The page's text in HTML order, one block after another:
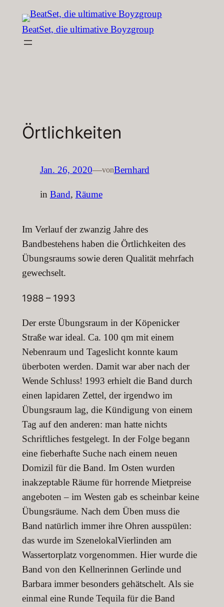
Inhalt
springen
BeatSet, die ultimative Boyzgroup
Örtlichkeiten
Jan. 26, 2020—vonBernhard
in Band, Räume
Im Verlauf der zwanzig Jahre des
Bandbestehens haben die Örtlichkeiten des
Übungs­raums sowie deren Qualität mehrfach
gewechselt.
1988 – 1993
Der erste Übungsraum in der Köpenicker
Straße war ideal. Ca. 100 qm mit einem
Neben­raum und Tageslicht konnte kaum
überboten werden. Damit war aber nach der
Wende Schluss! 1993 erhielt die Band durch
einen lapidaren Zettel, der irgendwo im
Übungsraum lag, die Kündigung von einem
Tag auf den anderen: man hatte nichts
Schriftliches festgelegt. In der Folge begann
eine fieberhafte Suche nach einem neuen
Domizil für die Band. Im Osten wurden
inakzeptable Räume für horrende Mietpreise
angeboten – im Westen gab es scheinbar keine
Übungsräume. Nach dem Üben muss die
Band natürlich immer ihre Ohren ausspülen:
das wurde im SzenelokalVierlinden am
Wassertorplatz vorgenommen. Hier wurde die
Band von den Kellnerinnen Gerlinde und
Barbara immer besonders gehätschelt. Als sie
einmal eine Runde Tequila für die Band